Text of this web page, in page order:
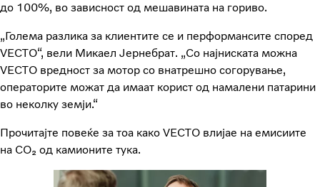
до 100%, во зависност од мешавината на гориво.
„Голема разлика за клиентите се и перформансите според
VECTO“, вели Микаел Јернебрат. „Со најниската можна
VECTO вредност за мотор со внатрешно согорување,
операторите можат да имаат корист од намалени патарини
во неколку земји.“
Прочитајте повеќе за тоа како VECTO влијае на емисиите
на CO₂ од камионите тука.